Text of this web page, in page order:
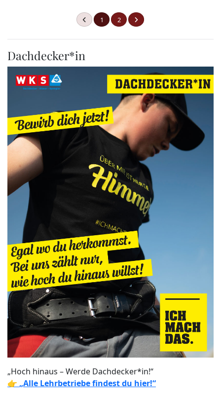
1 2
Dachdecker*in
„Hoch hinaus – Werde Dachdecker*in!“
👉 „Alle Lehrbetriebe findest du hier!“